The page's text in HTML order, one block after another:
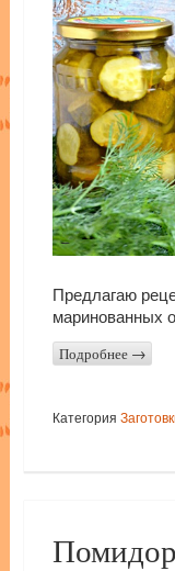
Предлагаю
маринованных
Подробнее →
Категория